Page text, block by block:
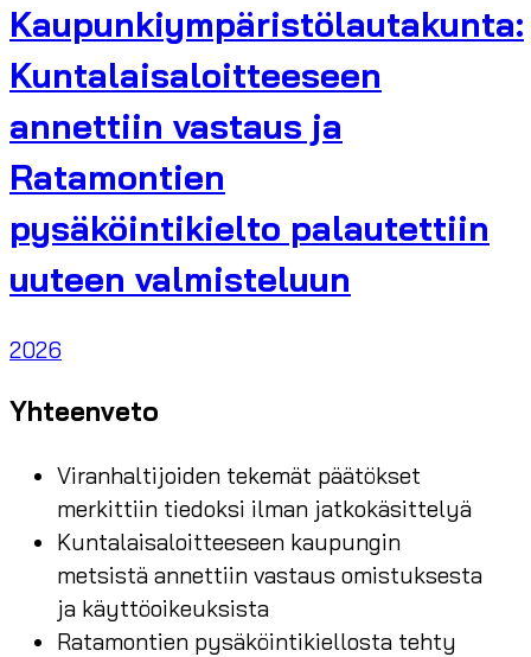
Kaupunkiympäristölautakunta:
Kuntalaisaloitteeseen
annettiin vastaus ja
Ratamontien
pysäköintikielto palautettiin
uuteen valmisteluun
2026
Yhteenveto
Viranhaltijoiden tekemät päätökset
merkittiin tiedoksi ilman jatkokäsittelyä
Kuntalaisaloitteeseen kaupungin
metsistä annettiin vastaus omistuksesta
ja käyttöoikeuksista
Ratamontien pysäköintikiellosta tehty